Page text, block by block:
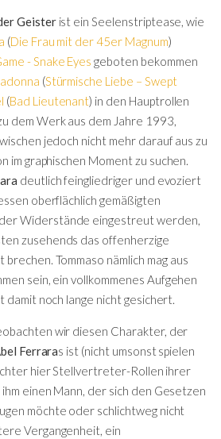
Geisterist ein Seelenstriptease, wie
(Die Frau mit der 45er Magnum)
- Snake Eyesgeboten bekommen
(Stürmische Liebe – Swept
(Bad Lieutenant) in den Hauptrollen
dem Werk aus dem Jahre 1993,
jedoch nicht mehr darauf aus zu
im graphischen Moment zu suchen.
deutlich feingliedriger und evoziert
oberflächlich gemäßigten
Widerstände eingestreut werden,
zusehends das offenherzige
brechen. Tommaso nämlich mag aus
sein, ein vollkommenes Aufgehen
noch lange nicht gesichert.
wir diesen Charakter, der
Ferraras ist (nicht umsonst spielen
hier Stellvertreter-Rollen ihrer
einen Mann, der sich den Gesetzen
möchte oder schlichtweg nicht
Vergangenheit, ein